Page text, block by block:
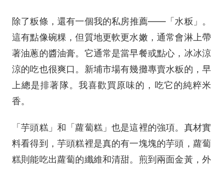
除了粄條，還有一個我的私房推薦——「水粄」。
這有點像碗粿，但質地更軟更水嫩，通常會淋上帶
著油蔥的醬油膏。它通常是當早餐或點心，冰冰涼
涼的吃也很爽口。新埔市場有幾攤專賣水粄的，早
上總是排著隊。我喜歡買原味的，吃它的純粹米
香。
「芋頭糕」和「蘿蔔糕」也是這裡的強項。真材實
料看得到，芋頭糕裡是真的有一塊塊的芋頭，蘿蔔
糕則能吃出蘿蔔的纖維和清甜。煎到兩面金黃，外